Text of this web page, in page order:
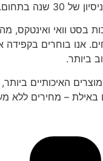
בתחום.
בסט וואי ואינטקס,
אנו בוחרים בקפידה
ביותר.
האיכותיים
באילת – מחירים ללא